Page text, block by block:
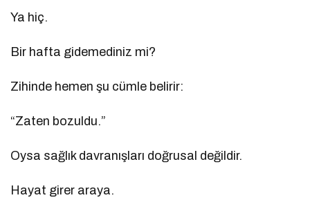
Ya hiç.
Bir hafta gidemediniz mi?
Zihinde hemen şu cümle belirir:
“Zaten bozuldu.”
Oysa sağlık davranışları doğrusal değildir.
Hayat girer araya.